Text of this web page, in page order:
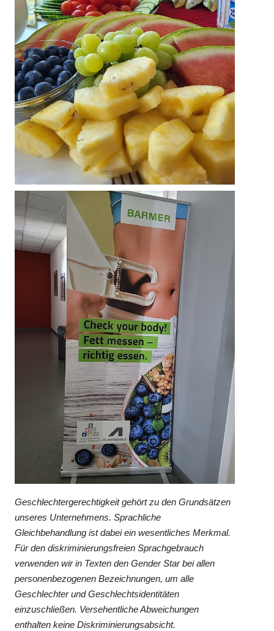
Geschlechtergerechtigkeit gehört zu den Grundsätzen
unseres Unternehmens. Sprachliche
Gleichbehandlung ist dabei ein wesentliches Merkmal.
Für den diskriminierungsfreien Sprachgebrauch
verwenden wir in Texten den Gender Star bei allen
personenbezogenen Bezeichnungen, um alle
Geschlechter und Geschlechtsidentitäten
einzuschließen. Versehentliche Abweichungen
enthalten keine Diskriminierungsabsicht.